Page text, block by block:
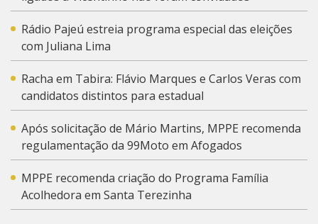
Rádio Pajeú estreia programa especial das eleições
com Juliana Lima
Racha em Tabira: Flávio Marques e Carlos Veras com
candidatos distintos para estadual
Após solicitação de Mário Martins, MPPE recomenda
regulamentação da 99Moto em Afogados
MPPE recomenda criação do Programa Família
Acolhedora em Santa Terezinha